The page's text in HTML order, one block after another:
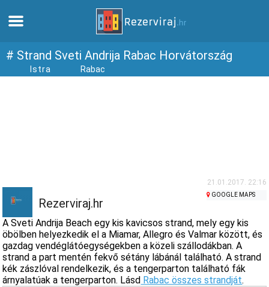
Otthon
webcams
Ismerkedjen meg Horvátországgal
múzeumok
# Strand Sveti Andrija Rabac Horvátország
Istra Rabac
21.01.2017. 22:16
Rezerviraj.hr
GOOGLE MAPS
A Sveti Andrija Beach egy kis kavicsos strand, mely egy kis
öbölben helyezkedik el a Miamar, Allegro és Valmar között, és
gazdag vendéglátóegységekben a közeli szállodákban. A
strand a part mentén fekvő sétány lábánál található. A strand
kék zászlóval rendelkezik, és a tengerparton található fák
árnyalatúak a tengerparton. Lásd Rabac összes strandját.